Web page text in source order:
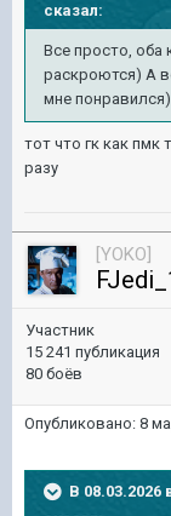
сказал:
Все просто, оба
раскроются) А
мне понравился)
тот что гк как
разу
[YOKO]
Участник
15 241 публикация
80 боёв
Опубликовано: 8
В 08.03.2026